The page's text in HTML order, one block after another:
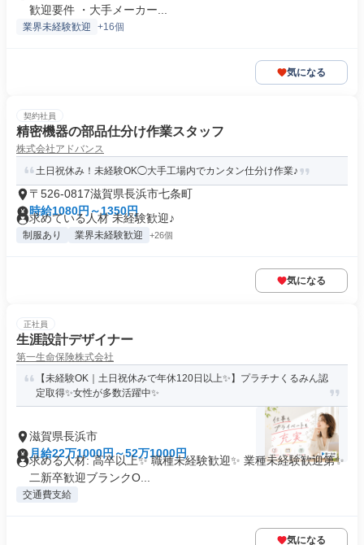
歓迎要件 ・大手メーカー...
業界未経験歓迎 +16個
気になる
契約社員
精密機器の部品仕分け作業スタッフ
株式会社アドバンス
土日祝休み！未経験OK◯大手工場内でカンタン仕分け作業♪
〒526-0817滋賀県長浜市七条町
時給1080円～1350円
求めている人材 未経験歓迎♪
制服あり 業界未経験歓迎 +26個
気になる
正社員
生涯設計デザイナー
第一生命保険株式会社
【未経験OK｜土日祝休みで年休120日以上✨】プラチナくるみん認
定取得✨女性が多数活躍中✨
滋賀県長浜市
月給22万1000円～52万1000円
求める人材: 高卒以上✨ 職種未経験歓迎✨ 業種未経験歓迎第✨
二新卒歓迎ブランクO...
交通費支給
気になる